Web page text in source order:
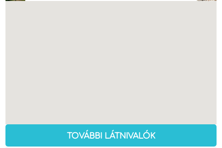
TOVÁBBI LÁTNIVALÓK